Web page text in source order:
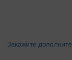
Закажите